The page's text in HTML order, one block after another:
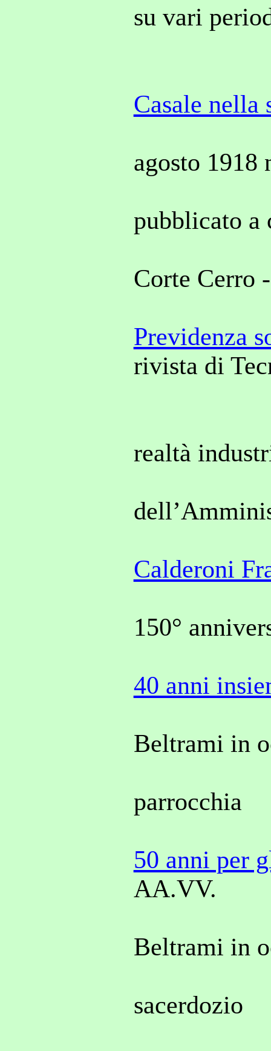
su vari
Casale nella
agosto
pubblicato a
Corte Cerro
Previdenza
rivista di
realtà
Calderoni
150°
40 anni
Beltrami in
parrocchia
50 anni per
AA.VV.
Beltrami in
sacerdozio